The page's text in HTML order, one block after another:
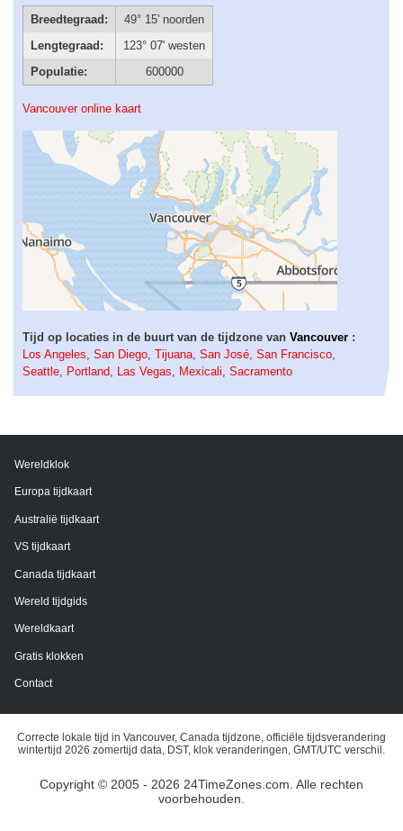
Breedtegraad:
49° 15' noorden
Lengtegraad:
123° 07' westen
Populatie:
600000
Vancouver online kaart
Tijd op locaties in de buurt van de tijdzone van Vancouver :
Los Angeles, San Diego, Tijuana, San José, San Francisco,
Seattle, Portland, Las Vegas, Mexicali, Sacramento
Wereldklok
Europa tijdkaart
Australië tijdkaart
VS tijdkaart
Canada tijdkaart
Wereld tijdgids
Wereldkaart
Gratis klokken
Contact
Correcte lokale tijd in Vancouver, Canada tijdzone, officiële tijdsverandering
wintertijd 2026 zomertijd data, DST, klok veranderingen, GMT/UTC verschil.
Copyright © 2005 - 2026 24TimeZones.com. Alle rechten
voorbehouden.